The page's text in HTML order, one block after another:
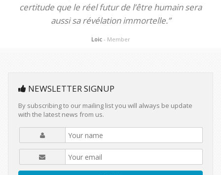
certitude que le réel futur de l’être humain sera
aussi sa révélation immortelle.”
Loic - Member
NEWSLETTER SIGNUP
By subscribing to our mailing list you will always be update
with the latest news from us.